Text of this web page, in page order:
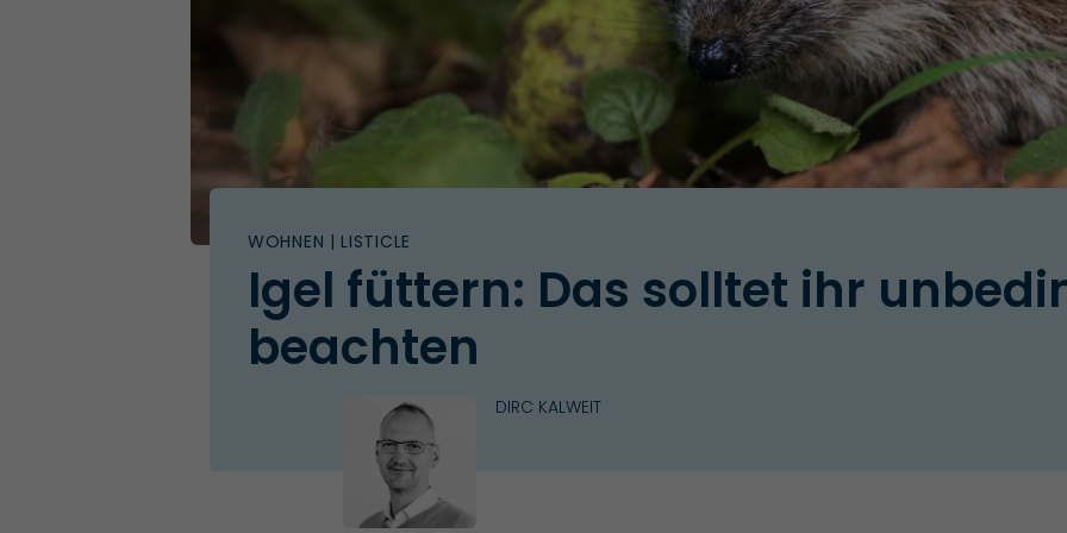
WOHNEN | LISTICLE
Igel füttern: Das solltet ihr
beachten
DIRC KALWEIT